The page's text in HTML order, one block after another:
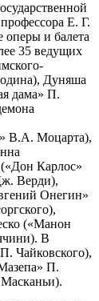
Е. Г.
оперы и балета
35 ведущих
Дуняша
дама» П.
В.А. Моцарта),
Карлос»
Верди),
Онегин»
(«Манон
В
Чайковского),
П.